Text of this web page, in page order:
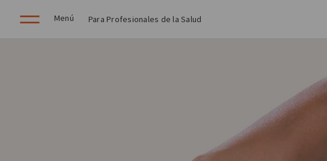
Menú Para Profesionales de la Salud